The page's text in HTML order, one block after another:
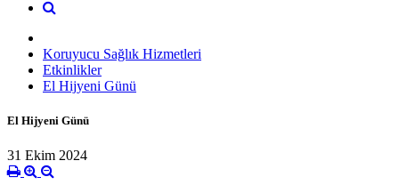
Koruyucu Sağlık Hizmetleri
Etkinlikler
El Hijyeni Günü
El Hijyeni Günü
31 Ekim 2024